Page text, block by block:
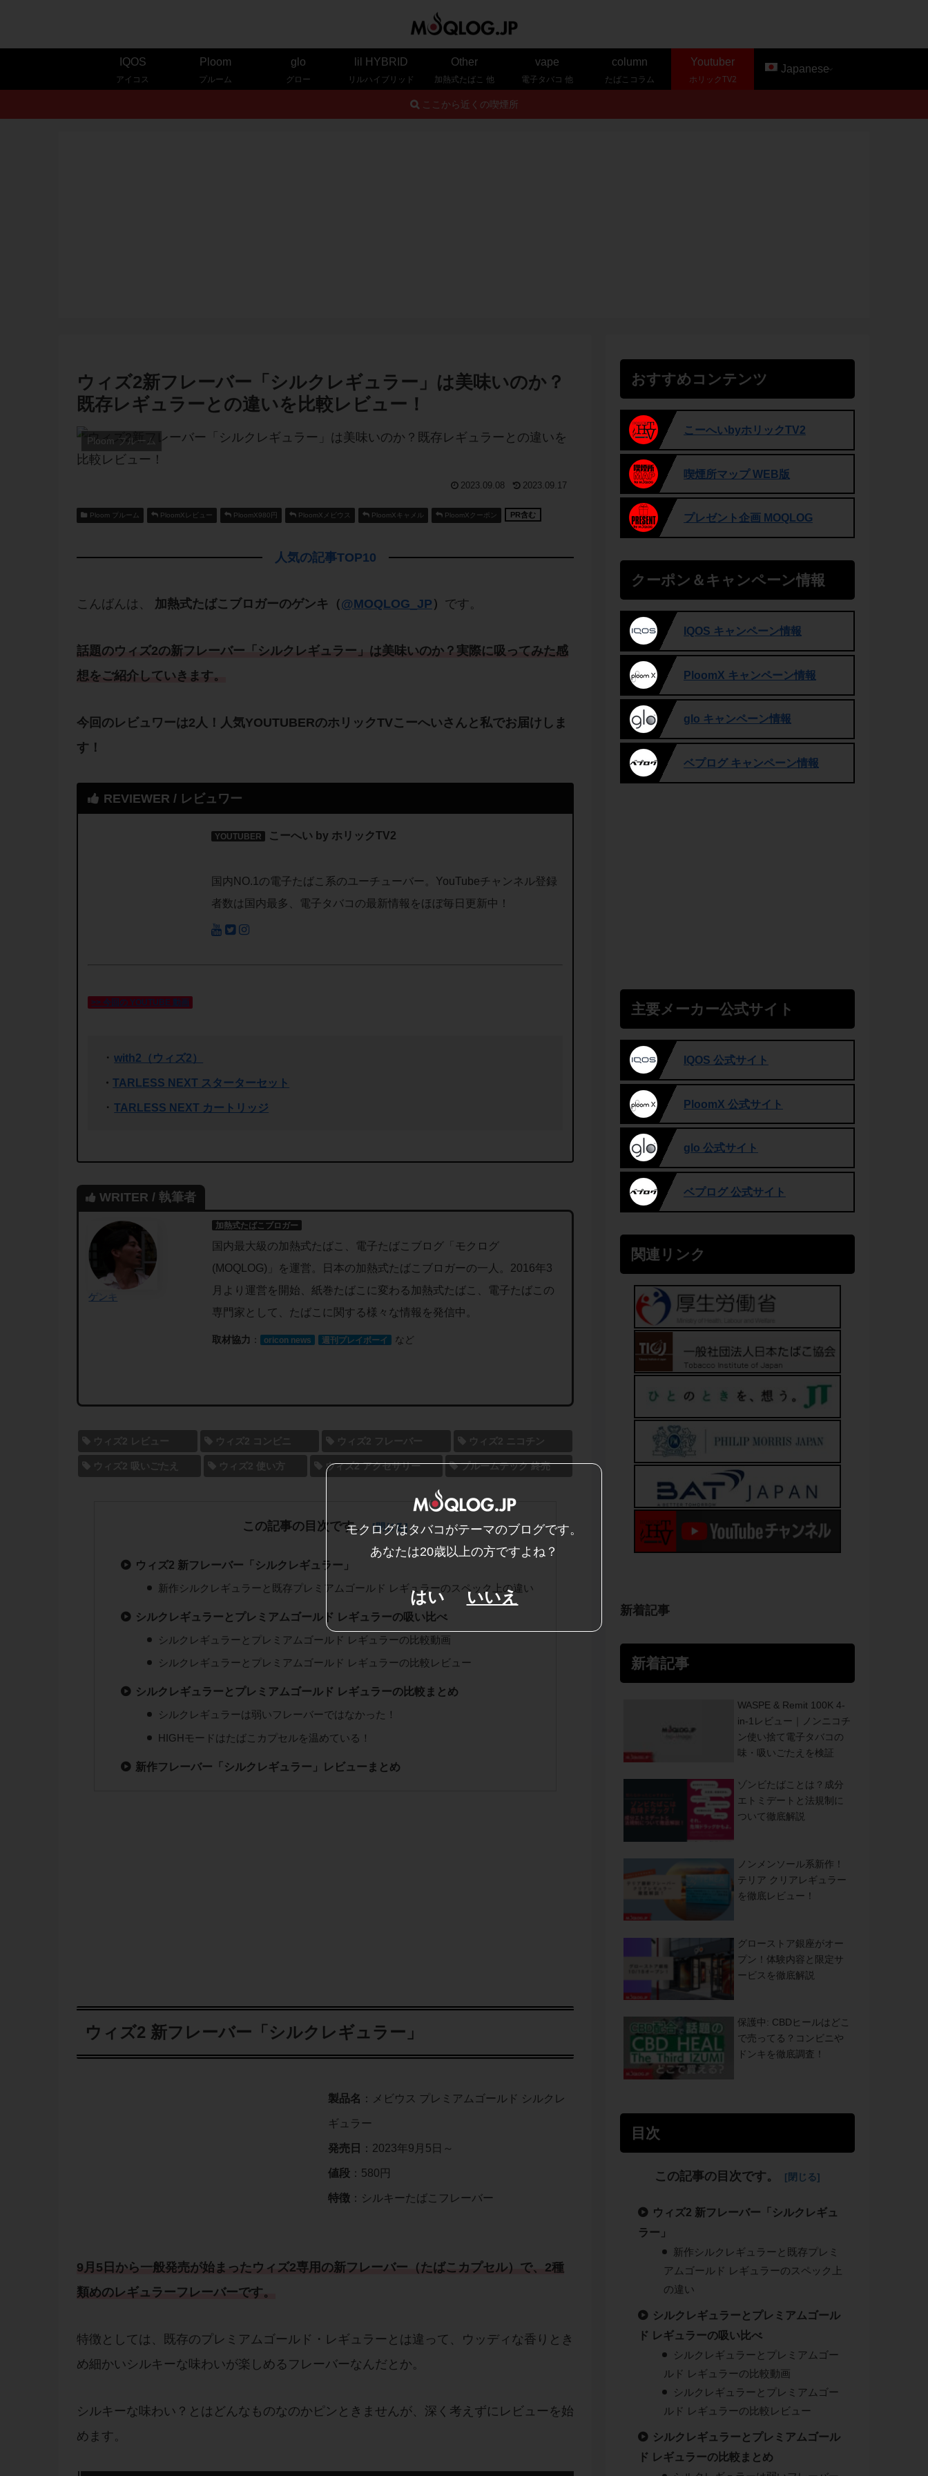
IQOS
アイコス
Ploom
プルーム
glo
グロー
lil HYBRID
リルハイブリッド
Other
加熱式たばこ 他
vape
電子タバコ 他
column
たばこコラム
Youtuber
ホリックTV2
Japanese
ここから近くの喫煙所
ウィズ2新フレーバー「シルクレギュラー」は美味いのか？
既存レギュラーとの違いを比較レビュー！
Ploom プルーム
2023.09.08 2023.09.17
Ploom プルーム PloomXレビュー PloomX980円 PloomXメビウス PloomXキャメル PloomXクーポン PR含む
人気の記事TOP10
こんばんは、 加熱式たばこブロガーのゲンキ（@MOQLOG_JP ） です。
話題のウィズ2の新フレーバー 「 シルクレギュラー 」は美味いのか？実際に吸ってみた感
想をご紹介していきます。
今回の レビュワーは2人！人気YOUTUBERのホリックTVこーへいさん と私でお届けしま
す！
REVIEWER / レビュワー
YOUTUBER こーへい by ホリックTV2
国内NO.1の電子たばこ系のユーチューバー。YouTubeチャンネル登録
者数は国内最多、電子タバコの最新情報をほぼ毎日更新中！
>> 今回の YOUTUBE 動画
・with2（ウィズ2）
・TARLESS NEXT スターターセット
・TARLESS NEXT カートリッジ
WRITER / 執筆者
ゲンキ
加熱式たばこブロガー
国内最大級の加熱式たばこ、電子たばこブログ「モクログ
(MOQLOG)」を運営。日本の加熱式たばこブロガーの一人。2016年3
月より運営を開始、紙巻たばこに変わる加熱式たばこ、電子たばこの
専門家として、たばこに関する様々な情報を発信中。
取材協力 ： oricon news 週刊プレイボーイ など
ウィズ2 レビュー ウィズ2 コンビニ ウィズ2 フレーバー ウィズ2 ニコチン
ウィズ2 吸いごたえ ウィズ2 使い方 ウィズ2 アクセサリー プルームテック 終売
この記事の目次です。
ウィズ2 新フレーバー「シルクレギュラー」
新作シルクレギュラーと既存プレミアムゴールド レギュラーのスペック上の違い
シルクレギュラーとプレミアムゴールド レギュラーの吸い比べ
シルクレギュラーとプレミアムゴールド レギュラーの比較動画
シルクレギュラーとプレミアムゴールド レギュラーの比較レビュー
シルクレギュラーとプレミアムゴールド レギュラーの比較まとめ
シルクレギュラーは弱いフレーバーではなかった！
HIGHモードはたばこカプセルを温めている！
新作フレーバー「シルクレギュラー」レビューまとめ
ウィズ2 新フレーバー「シルクレギュラー」
製品名 ：メビウス プレミアムゴールド シルクレ
ギュラー
発売日 ：2023年9月5日～
値段：580円
特徴：シルキーたばこフレーバー
9月5日から一般発売が始まったウィズ2専用の新フレーバー（たばこカプセル）で、2種
類めのレギュラーフレーバーです。
特徴としては、既存のプレミアムゴールド・レギュラーとは違って、ウッディな香りとき
め細かいシルキーな味わいが楽しめるフレーバーなんだとか。
シルキーな味わい？とはどんなものなのかピンときませんが、深く考えずにレビューを始
めます。
おすすめコンテンツ
こーへいbyホリックTV2
喫煙所マップ WEB版
プレゼント企画 MOQLOG
クーポン＆キャンペーン情報
IQOS キャンペーン情報
PloomX キャンペーン情報
glo キャンペーン情報
ベプログ キャンペーン情報
主要メーカー公式サイト
IQOS 公式サイト
PloomX 公式サイト
glo 公式サイト
ベプログ 公式サイト
関連リンク
新着記事
新着記事
WASPE & Remit 100K 4-
in-1レビュー｜ノンニコチ
ン使い捨て電子タバコの
味・吸いごたえを検証
ゾンビたばことは？成分
エトミデートと法規制に
ついて徹底解説
ノンメンソール系新作！
テリア クリアレギュラー
を徹底レビュー！
グローストア銀座がオー
プン！体験内容と限定サ
ービスを徹底解説
保護中: CBDヒールはどこ
で売ってる？コンビニや
ドンキを徹底調査！
目次
この記事の目次です。
ウィズ2 新フレーバー「シルクレギュ
ラー」
新作シルクレギュラーと既存プレミ
アムゴールド レギュラーのスペック上
の違い
シルクレギュラーとプレミアムゴール
ド レギュラーの吸い比べ
シルクレギュラーとプレミアムゴー
ルド レギュラーの比較動画
シルクレギュラーとプレミアムゴー
ルド レギュラーの比較レビュー
シルクレギュラーとプレミアムゴール
ド レギュラーの比較まとめ
モクログはタバコがテーマのブログです。
あなたは20歳以上の方ですよね？
はい いいえ